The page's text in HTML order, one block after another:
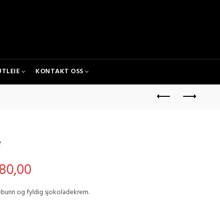
KONTAKT OSS
range:
og fyldig sjokoladekrem.